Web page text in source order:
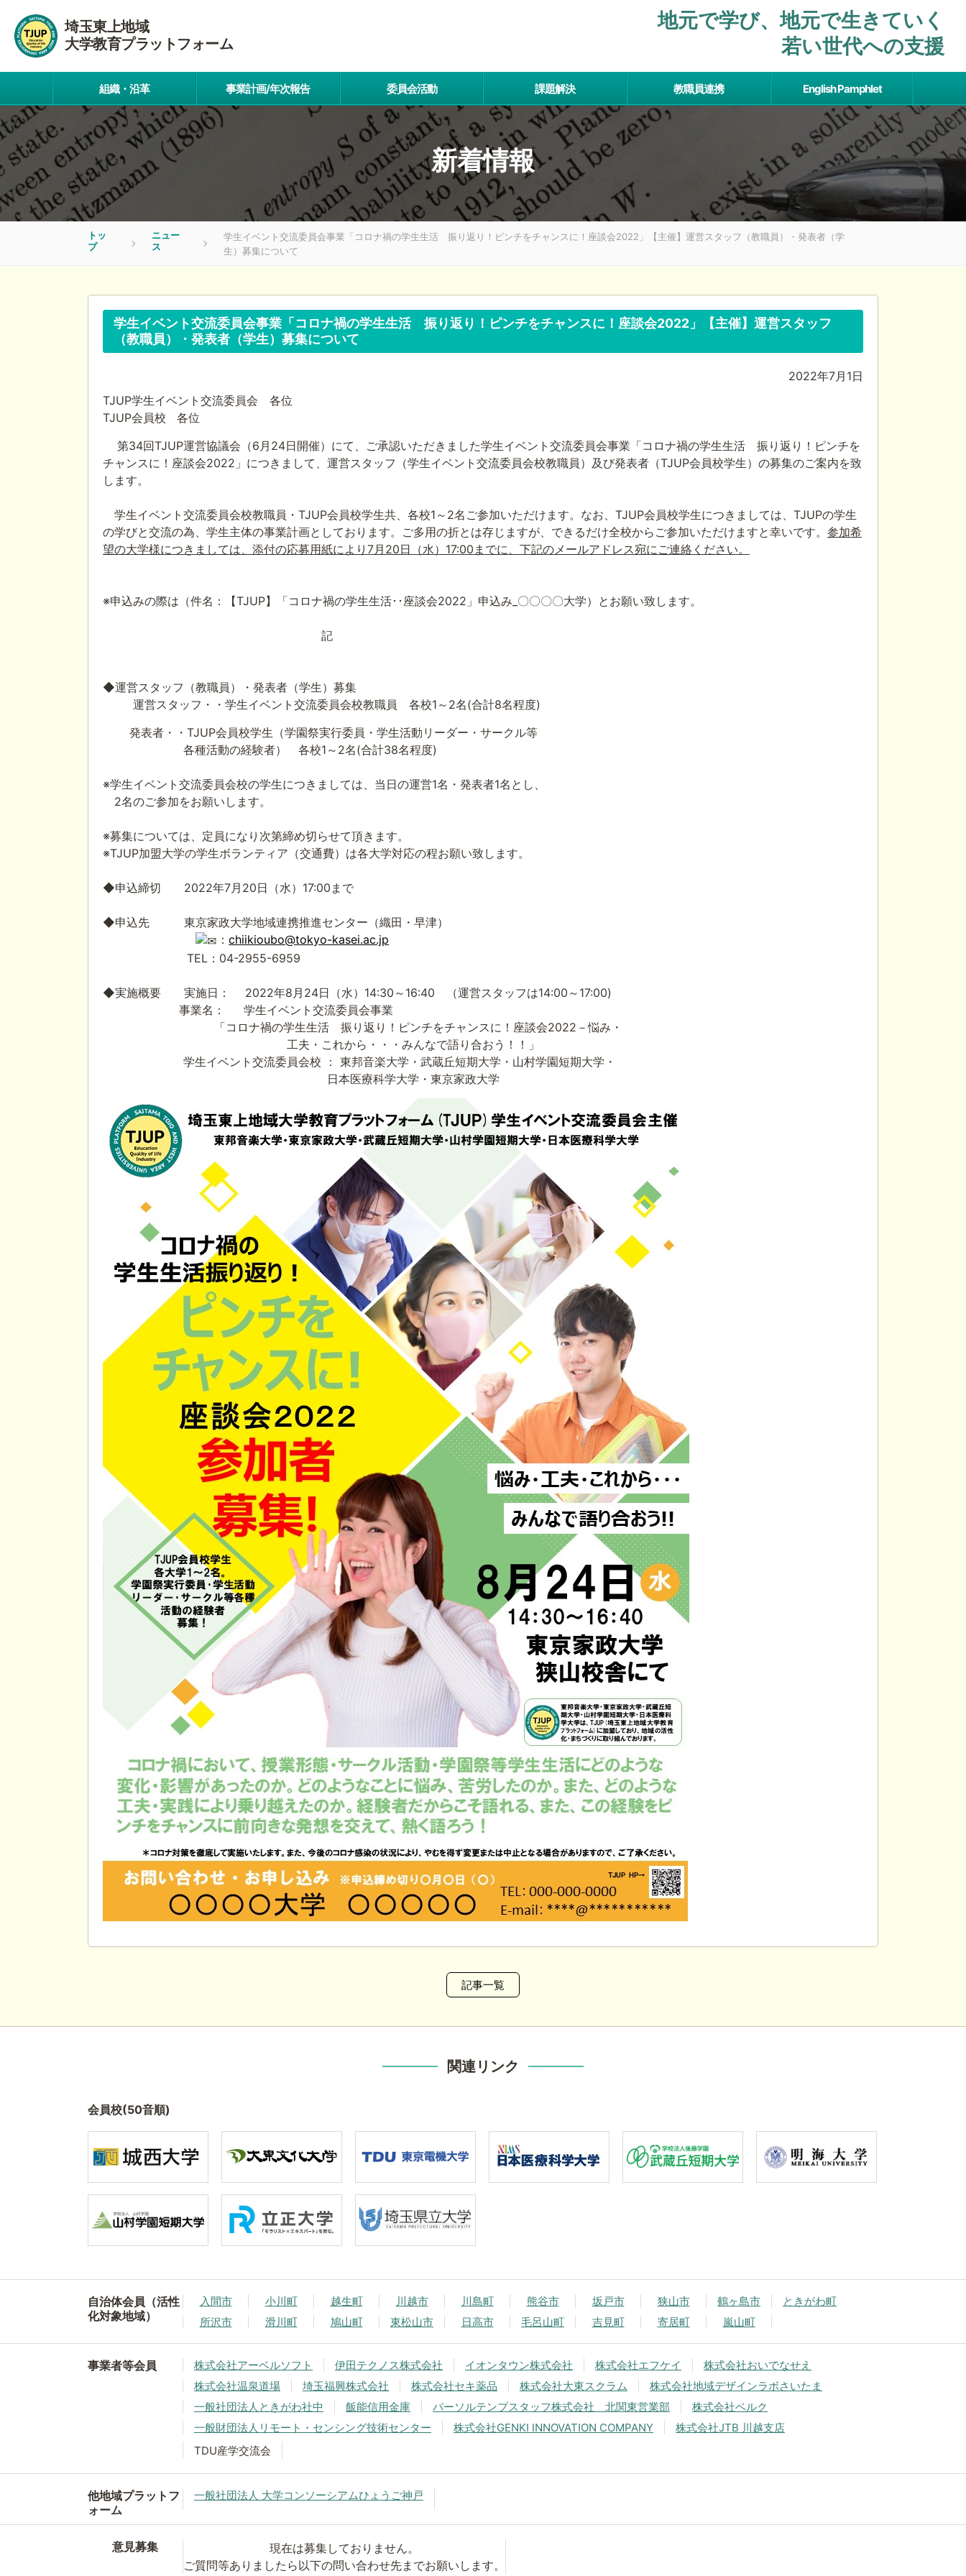
埼玉東上地域
大学教育プラットフォーム
地元で学び、地元で⽣きていく
若い世代への支援
組織・沿革 事業計画/年次報告 委員会活動 課題解決 教職員連携 English Pamphlet
新着情報
トッ
プ
ニュー
ス
学生イベント交流委員会事業「コロナ禍の学生生活 振り返り！ピンチをチャンスに！座談会2022」【主催】運営スタッフ（教職員）・発表者（学
生）募集について
学生イベント交流委員会事業「コロナ禍の学生生活 振り返り！ピンチをチャンスに！座談会2022」【主催】運営スタッフ
（教職員）・発表者（学生）募集について
2022年7月1日
TJUP学生イベント交流委員会 各位
TJUP会員校
各位
第34回TJUP運営協議会（6月 24日開催）にて、ご承認いただきました学生イベント交流委員会事業「コロナ禍の学生生活 振り返り！ピンチを
チャンスに！座談会2022 」につきまして、運営スタッフ（学生イベント交流委員会校教職員）及び発表者（TJUP会員校学生）の募集のご案内を致
します。
学生イベント交流委員会校教職員・ TJUP会員校学生共、各校1 ～ 2名ご参加いただけます。なお、 TJUP会員校学生につきましては、 TJUPの学生
の学びと交流の為、学生主体の事業計画としております。ご多用の折とは存じますが、できるだけ全校からご参加いただけますと幸いです。 参加希
望の大学様につきましては、添付の応募用紙により 7月 20日（水） 17:00 までに、下記のメールアドレス宛にご連絡ください。
※申込みの際は（件名：【TJUP】「コロナ禍の学生生活･･座談会2022 」申込み 〇〇〇〇大学）とお願い致します。
記
◆運営スタッフ（教職員）・発表者（学生）募集
運営スタッフ・・学生イベント交流委員会校教職員 各校1 ～ 2名(合計8名程度)
発表者・・TJUP会員校学生（学園祭実行委員・学生活動リーダー・サークル等
各種活動の経験者） 各校1 ～ 2名(合計38名程度)
※学生イベント交流委員会校の学生につきましては、当日の運営1名・発表者1名とし、
2名のご参加をお願いします。
※募集については、定員になり次第締め切らせて頂きます。
※TJUP加盟大学の学生ボランティア（交通費）は各大学対応の程お願い致します。
◆申込締切 2022年7月 20日（水） 17:00 まで
◆申込先 東京家政大学地域連携推進センター（織田・早津）
：chiikioubo@tokyo-kasei.ac.jp
TEL ： 04-2955-6959
◆実施概要 実施日： 2022年8 月 24日（水） 14:30 ～ 16:40 （運営スタッフは14:00 ～ 17:00)
事業名：
学生イベント交流委員会事業
「コロナ禍の学生生活 振り返り！ピンチをチャンスに！座談会2022 －悩み・
工夫・これから・・・みんなで語り合おう！！」
学生イベント交流委員会校 ： 東邦音楽大学・武蔵丘短期大学・山村学園短期大学・
日本医療科学大学・東京家政大学
記事一覧
関連リンク
会員校(50音順)
自治体会員（活性
化対象地域）
入間市 小川町 越生町 川越市 川島町 熊谷市 坂戸市 狭山市 鶴ヶ島市
ときがわ町
所沢市
滑川町 鳩山町 東松山市 日高市 毛呂山町 吉見町 寄居町 嵐山町
事業者等会員 株式会社アーベルソフト 伊田テクノス株式会社 イオンタウン株式会社 株式会社エフケイ
株式会社おいでなせえ
株式会社温泉道場
埼玉福興株式会社 株式会社セキ薬品 株式会社大東スクラム
株式会社地域デザインラボさいたま
一般社団法人ときがわ社中
飯能信用金庫 パーソルテンプスタッフ株式会社 北関東営業部
株式会社ベルク
一般財団法人リモート・センシング技術センター
株式会社GENKI INNOVATION COMPANY
株式会社JTB 川越支店
TDU産学交流会
他地域プラットフ
ォーム
一般社団法人 大学コンソーシアムひょうご神戸
意見募集
現在は募集しておりません。
ご質問等ありましたら以下の問い合わせ先までお願いします。